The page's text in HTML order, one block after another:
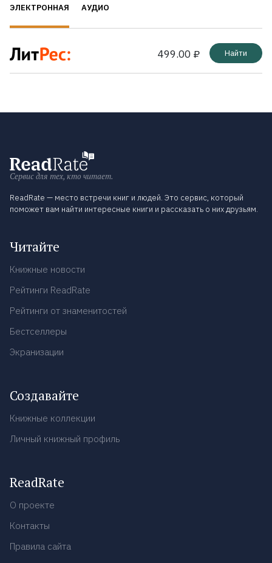
ЭЛЕКТРОННАЯ АУДИО
499.00 ₽ Найти
Сервис для тех, кто читает.
ReadRate — место встречи книг и людей. Это сервис, который
поможет вам найти интересные книги и рассказать о них друзьям.
Читайте
Книжные новости
Рейтинги ReadRate
Рейтинги от знаменитостей
Бестселлеры
Экранизации
Создавайте
Книжные коллекции
Личный книжный профиль
ReadRate
О проекте
Контакты
Правила сайта